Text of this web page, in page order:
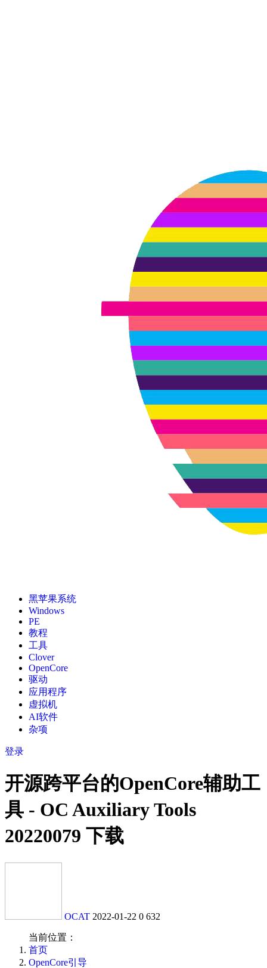
黑苹果系统
Windows
PE
教程
工具
Clover
OpenCore
驱动
应用程序
虚拟机
AI软件
杂项
登录
开源跨平台的OpenCore辅助工
具 - OC Auxiliary Tools
20220079 下载
OCAT 2022-01-22 0 632
当前位置：
首页
OpenCore引导